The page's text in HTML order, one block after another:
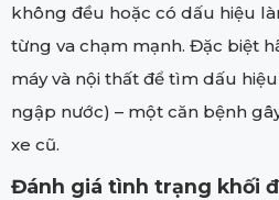
không đều hoặc có dấu hiệu
từng va chạm mạnh. Đặc biệt
máy và nội thất để tìm dấu
ngập nước) – một căn bệnh
xe cũ.
Đánh giá tình trạng khối